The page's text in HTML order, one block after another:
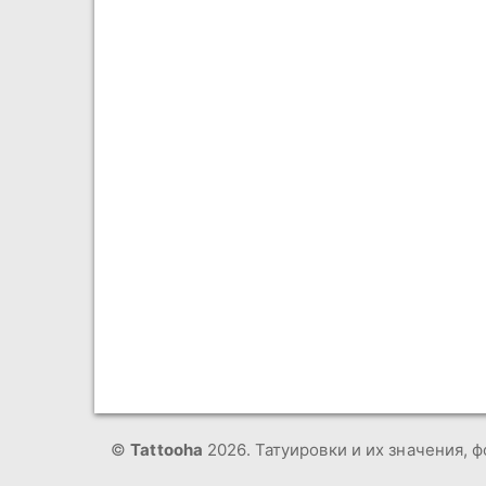
©Tattooha 2026. Татуировки и их значения,